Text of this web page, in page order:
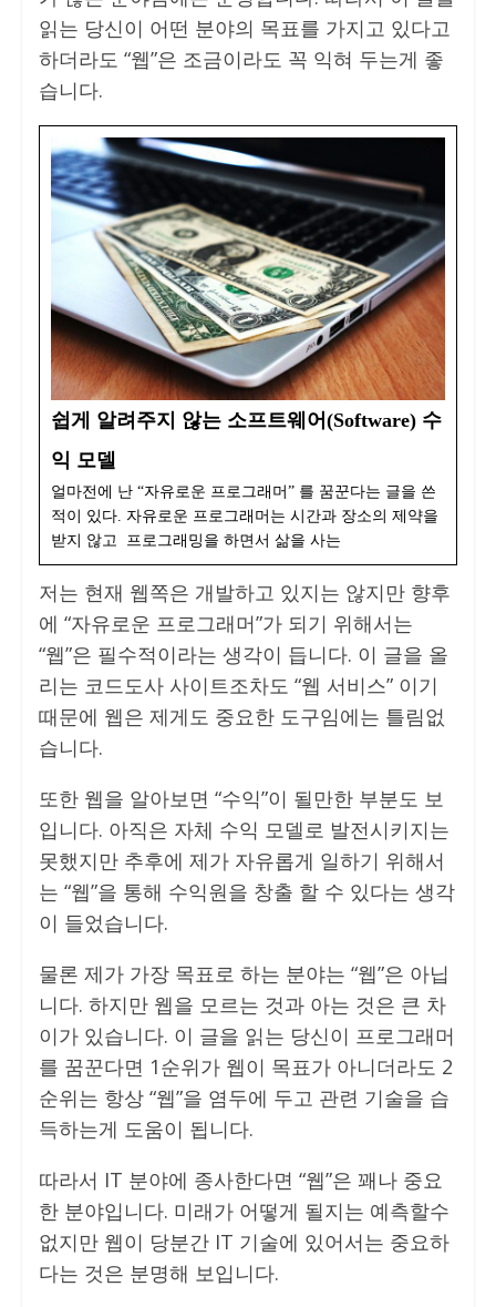
읽는 당신이 어떤 분야의 목표를 가지고 있다고
하더라도 “웹”은 조금이라도 꼭 익혀 두는게 좋
습니다.
쉽게 알려주지 않는 소프트웨어(Software) 수
익 모델
얼마전에 난 “자유로운 프로그래머” 를 꿈꾼다는 글을 쓴
적이 있다. 자유로운 프로그래머는 시간과 장소의 제약을
받지 않고 프로그래밍을 하면서 삶을 사는
저는 현재 웹쪽은 개발하고 있지는 않지만 향후
에 “자유로운 프로그래머”가 되기 위해서는
“웹”은 필수적이라는 생각이 듭니다. 이 글을 올
리는 코드도사 사이트조차도 “웹 서비스” 이기
때문에 웹은 제게도 중요한 도구임에는 틀림없
습니다.
또한 웹을 알아보면 “수익”이 될만한 부분도 보
입니다. 아직은 자체 수익 모델로 발전시키지는
못했지만 추후에 제가 자유롭게 일하기 위해서
는 “웹”을 통해 수익원을 창출 할 수 있다는 생각
이 들었습니다.
물론 제가 가장 목표로 하는 분야는 “웹”은 아닙
니다. 하지만 웹을 모르는 것과 아는 것은 큰 차
이가 있습니다. 이 글을 읽는 당신이 프로그래머
를 꿈꾼다면 1순위가 웹이 목표가 아니더라도 2
순위는 항상 “웹”을 염두에 두고 관련 기술을 습
득하는게 도움이 됩니다.
따라서 IT 분야에 종사한다면 “웹”은 꽤나 중요
한 분야입니다. 미래가 어떻게 될지는 예측할수
없지만 웹이 당분간 IT 기술에 있어서는 중요하
다는 것은 분명해 보입니다.